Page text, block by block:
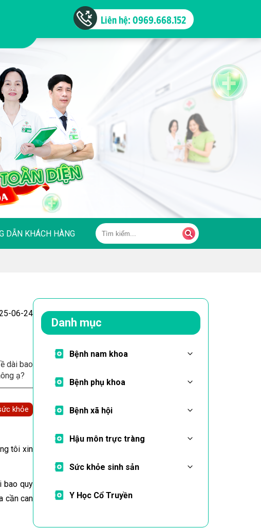
Liên hệ: 0969.668.152
DẪN KHÁCH HÀNG
06-24
dài bao
ạ?
khỏe
tôi xin
bao quy
cần can
Danh mục
Bệnh nam khoa
Bệnh phụ khoa
Bệnh xã hội
Hậu môn trực tràng
Sức khỏe sinh sản
Y Học Cổ Truyền